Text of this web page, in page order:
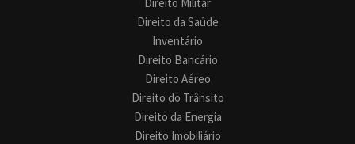
Direito da Saúde
Inventário
Direito Bancário
Direito Aéreo
Direito do Trânsito
Direito da Energia
Direito Imobiliário